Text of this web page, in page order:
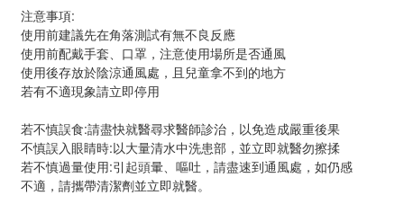
注意事項:
使用前建議先在角落測試有無不良反應
使用前配戴手套、口罩，注意使用場所是否通風
使用後存放於陰涼通風處，且兒童拿不到的地方
若有不適現象請立即停用
若不慎誤食:請盡快就醫尋求醫師診治，以免造成嚴重後果
不慎誤入眼睛時:以大量清水中洗患部，並立即就醫勿擦揉
若不慎過量使用:引起頭暈、嘔吐，請盡速到通風處，如仍感
不適，請攜帶清潔劑並立即就醫。